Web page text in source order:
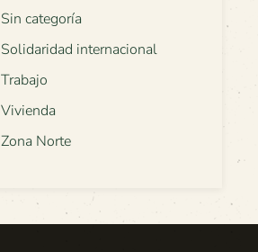
Sin categoría
Solidaridad internacional
Trabajo
Vivienda
Zona Norte